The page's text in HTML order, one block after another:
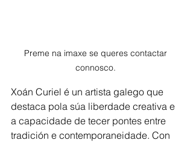
Preme na imaxe se queres contactar
connosco.
Xoán Curiel é un artista galego que
destaca pola súa liberdade creativa e
a capacidade de tecer pontes entre
tradición e contemporaneidade. Con